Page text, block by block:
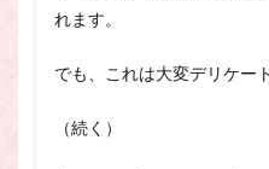
れます。
でも、これは大変デリケー
（続く）